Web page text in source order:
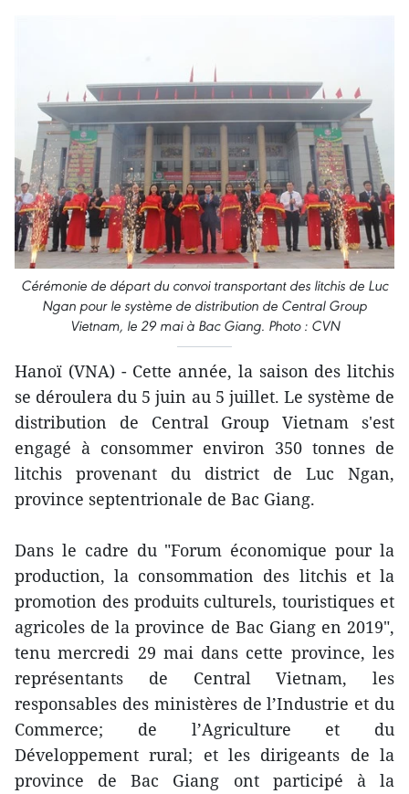
Cérémonie de départ du convoi transportant des litchis de Luc
Ngan pour le système de distribution de Central Group
Vietnam, le 29 mai à Bac Giang. Photo : CVN
Hanoï (VNA) - Cette année, la saison des litchis
se déroulera du 5 juin au 5 juillet. Le système de
distribution de Central Group Vietnam s'est
engagé à consommer environ 350 tonnes de
litchis provenant du district de Luc Ngan,
province septentrionale de Bac Giang.
Dans le cadre du "Forum économique pour la
production, la consommation des litchis et la
promotion des produits culturels, touristiques et
agricoles de la province de Bac Giang en 2019",
tenu mercredi 29 mai dans cette province, les
représentants de Central Vietnam, les
responsables des ministères de l’Industrie et du
Commerce; de l’Agriculture et du
Développement rural; et les dirigeants de la
province de Bac Giang ont participé à la